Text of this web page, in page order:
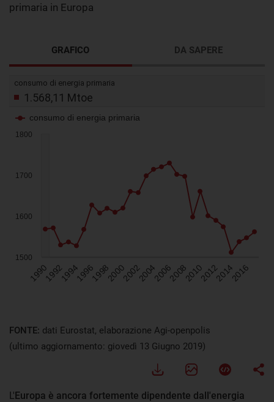
primaria in Europa
GRAFICO DA SAPERE
FONTE: dati Eurostat, elaborazione Agi-openpolis
(ultimo aggiornamento: giovedì 13 Giugno 2019)
L'Europa è ancora fortemente dipendente dall'energia